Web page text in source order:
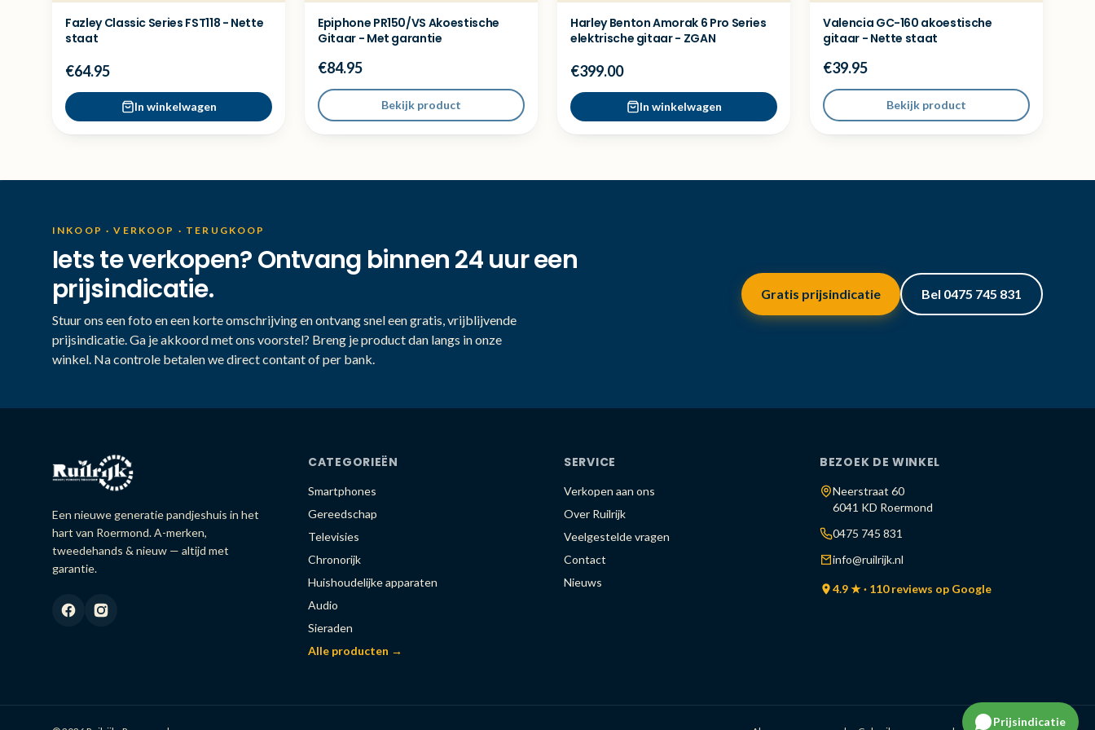
Fazley Classic Series FST118 - Nette
staat
€64.95
In winkelwagen
Epiphone PR150/VS Akoestische
Gitaar - Met garantie
€84.95
Bekijk product
Harley Benton Amorak 6 Pro Series
elektrische gitaar - ZGAN
€399.00
In winkelwagen
Valencia GC-160 akoestische
gitaar - Nette staat
€39.95
Bekijk product
INKOOP · VERKOOP · TERUGKOOP
Iets te verkopen? Ontvang binnen 24 uur een
prijsindicatie.
Stuur ons een foto en een korte omschrijving en ontvang snel een gratis, vrijblijvende
prijsindicatie. Ga je akkoord met ons voorstel? Breng je product dan langs in onze
winkel. Na controle betalen we direct contant of per bank.
Gratis prijsindicatie Bel 0475 745 831
Een nieuwe generatie pandjeshuis in het
hart van Roermond. A-merken,
tweedehands & nieuw — altijd met
garantie.
CATEGORIEËN
Smartphones
Gereedschap
Televisies
Chronorijk
Huishoudelijke apparaten
Audio
Sieraden
Alle producten →
SERVICE
Verkopen aan ons
Over Ruilrijk
Veelgestelde vragen
Contact
Nieuws
BEZOEK DE WINKEL
Neerstraat 60
6041 KD Roermond
0475 745 831
info@ruilrijk.nl
4.9 ★ · 110 reviews op Google
Prijsindicatie